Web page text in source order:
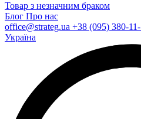
Товар з незначним браком
Блог Про нас
office@strateg.ua +38 (095) 380-
Україна